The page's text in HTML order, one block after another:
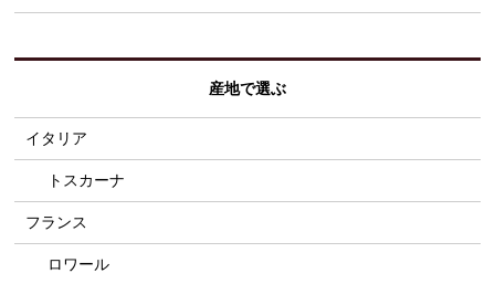
産地で選ぶ
イタリア
トスカーナ
フランス
ロワール